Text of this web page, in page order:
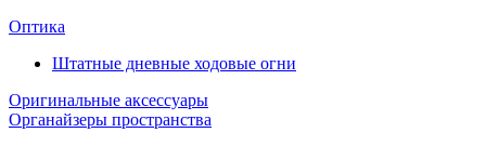
Оптика
Штатные дневные ходовые огни
Оригинальные аксессуары
Органайзеры пространства